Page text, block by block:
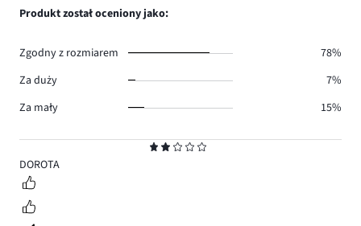
2
DOROTA
Produkt został oceniony jako:
Zgodny z rozmiarem
78%
Za duży
7%
Za mały
15%